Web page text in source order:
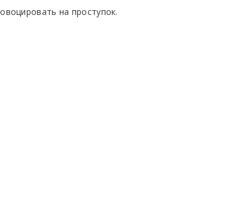
на проступок.